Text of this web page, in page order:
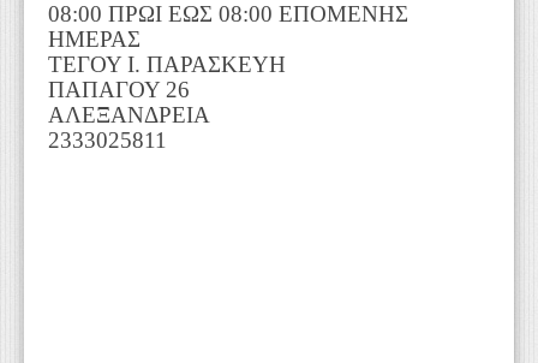
08:00 ΠΡΩΙ ΕΩΣ 08:00 ΕΠΟΜΕΝΗΣ
ΗΜΕΡΑΣ
ΤΕΓΟΥ Ι. ΠΑΡΑΣΚΕΥΗ
ΠΑΠΑΓΟΥ 26
ΑΛΕΞΑΝΔΡΕΙΑ
2333025811